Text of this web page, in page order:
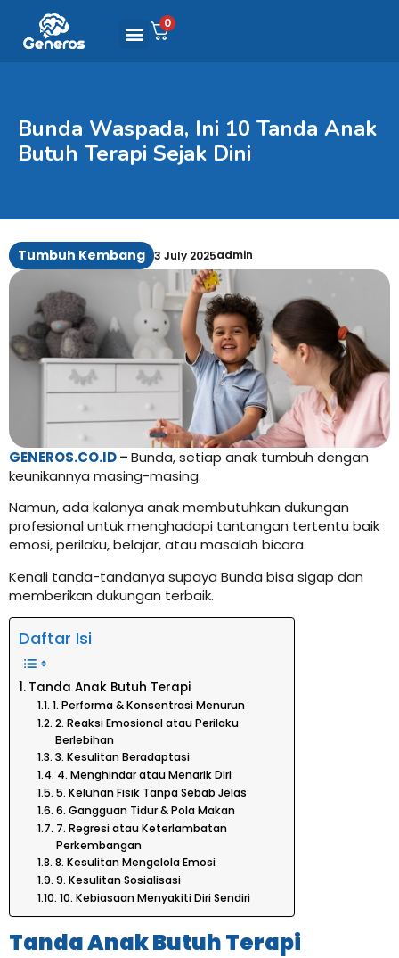
0
Bunda Waspada, Ini 10 Tanda Anak
Butuh Terapi Sejak Dini
Tumbuh Kembang 3 July 2025admin
GENEROS.CO.ID–Bunda, setiap anak tumbuh dengan
keunikannya masing-masing.
Namun, ada kalanya anak membutuhkan dukungan
profesional untuk menghadapi tantangan tertentu baik
emosi, perilaku, belajar, atau masalah bicara.
Kenali tanda-tandanya supaya Bunda bisa sigap dan
memberikan dukungan terbaik.
Daftar Isi
Tanda Anak Butuh Terapi
1. Performa & Konsentrasi Menurun
2. Reaksi Emosional atau Perilaku
Berlebihan
3. Kesulitan Beradaptasi
4. Menghindar atau Menarik Diri
5. Keluhan Fisik Tanpa Sebab Jelas
6. Gangguan Tidur & Pola Makan
7. Regresi atau Keterlambatan
Perkembangan
8. Kesulitan Mengelola Emosi
9. Kesulitan Sosialisasi
10. Kebiasaan Menyakiti Diri Sendiri
Tanda Anak Butuh Terapi